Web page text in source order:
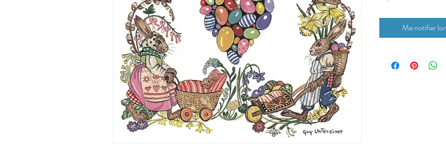
Me notifier